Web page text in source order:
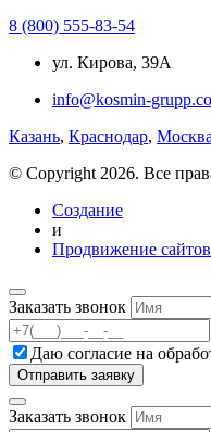
8 (800) 555-83-54
ул. Кирова, 39А
info@kosmin-
Казань, Краснодар, Москва
© Copyright 2026. Все
Создание
и
Продвижение
Заказать звонок
Даю согласие на
Заказать звонок